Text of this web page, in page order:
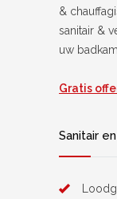
&
sanitair &
uw
Gratis
Sanitair